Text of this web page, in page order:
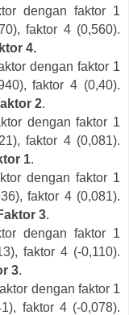
dengan faktor 1
faktor 4 (0,560).
4.
dengan faktor 1
faktor 4 (0,40).
2.
dengan faktor 1
faktor 4 (0,081).
1.
dengan faktor 1
faktor 4 (0,081).
3.
dengan faktor 1
faktor 4 (-0,110).
3.
dengan faktor 1
faktor 4 (-0,078).